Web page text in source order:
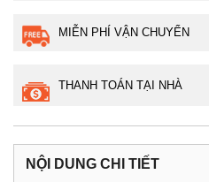
MIỄN PHÍ VẬN CHUYỂN
THANH TOÁN TẠI NHÀ
NỘI DUNG CHI TIẾT